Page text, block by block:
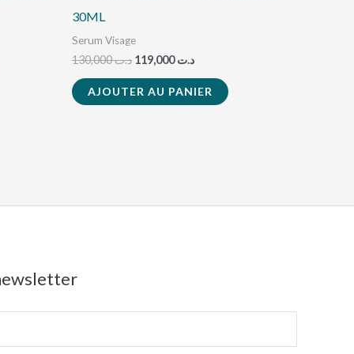
30ML
Serum Visage
د.ت130,000 د.ت119,000
AJOUTER AU PANIER